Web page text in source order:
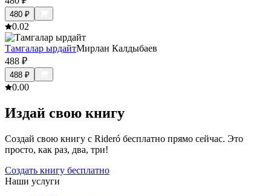
480 ₽
0.02
Тамгалар ырдайтМирлан Калдыбаев
488 ₽
488 ₽
0.00
Издай свою книгу
Создай свою книгу с Rideró бесплатно прямо сейчас. Это
просто, как раз, два, три!
Создать книгу бесплатно
Наши услуги